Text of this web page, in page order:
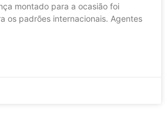
montado para a ocasião foi
os padrões internacionais. Agentes